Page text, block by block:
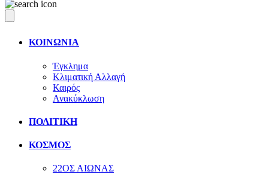
ΚΟΙΝΩΝΙΑ
Έγκλημα
Κλιματική Αλλαγή
Καιρός
Ανακύκλωση
ΠΟΛΙΤΙΚΗ
ΚΟΣΜΟΣ
22ΟΣ ΑΙΩΝΑΣ